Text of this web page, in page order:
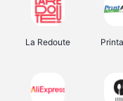
La Redoute